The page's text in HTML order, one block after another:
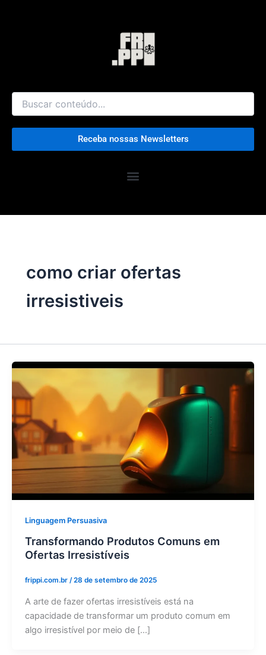
Receba nossas Newsletters
como criar ofertas
irresistiveis
Linguagem Persuasiva
Transformando Produtos Comuns em
Ofertas Irresistíveis
frippi.com.br /28 de setembro de 2025
A arte de fazer ofertas irresistíveis está na
capacidade de transformar um produto comum em
algo irresistível por meio de […]